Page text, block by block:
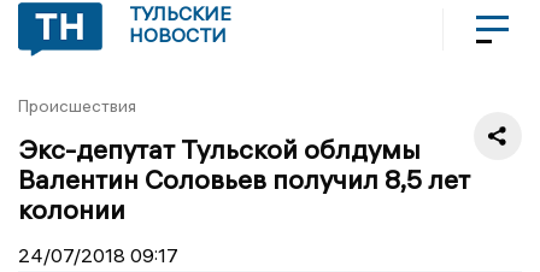
ТУЛЬСКИЕ
НОВОСТИ
Происшествия
Экс-депутат Тульской облдумы
Валентин Соловьев получил 8,5 лет
колонии
24/07/2018 09:17